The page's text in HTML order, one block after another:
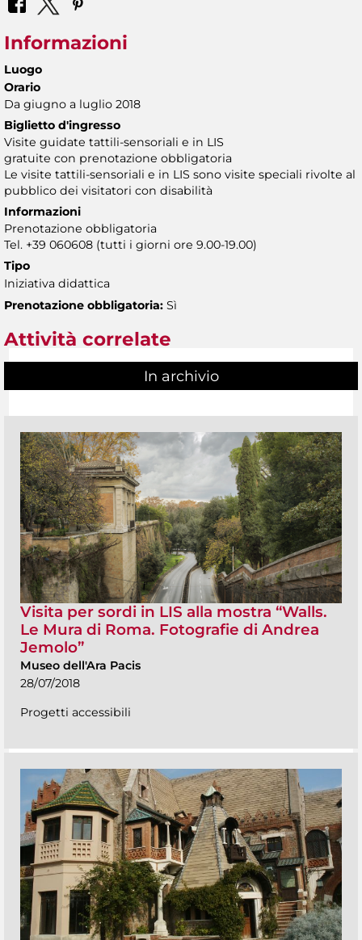
Informazioni
Luogo
Orario
Da giugno a luglio 2018
Biglietto d'ingresso
Visite guidate tattili-sensoriali e in LIS
gratuite con prenotazione obbligatoria
Le visite tattili-sensoriali e in LIS sono visite speciali rivolte al
pubblico dei visitatori con disabilità
Informazioni
Prenotazione obbligatoria
Tel. +39 060608 (tutti i giorni ore 9.00-19.00)
Tipo
Iniziativa didattica
Prenotazione obbligatoria: Sì
Attività correlate
In archivio
Visita per sordi in LIS alla mostra “Walls.
Le Mura di Roma. Fotografie di Andrea
Jemolo”
Museo dell'Ara Pacis
28/07/2018
Progetti accessibili